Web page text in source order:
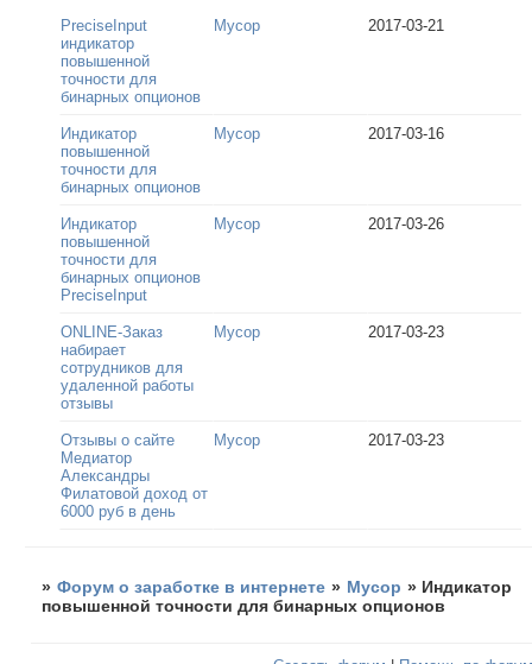
PreciseInput
индикатор
повышенной
точности для
бинарных опционов
Мусор 2017-03-21
Индикатор
повышенной
точности для
бинарных опционов
Мусор 2017-03-16
Индикатор
повышенной
точности для
бинарных опционов
PreciseInput
Мусор 2017-03-26
ONLINE-Заказ
набирает
сотрудников для
удаленной работы
отзывы
Мусор 2017-03-23
Отзывы о сайте
Медиатор
Александры
Филатовой доход от
6000 руб в день
Мусор 2017-03-23
» Форум о заработке в интернете » Мусор » Индикатор
повышенной точности для бинарных опционов